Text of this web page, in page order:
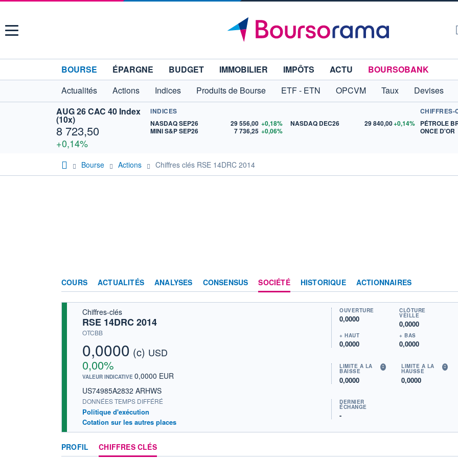
Menu
BOURSE ÉPARGNE BUDGET IMMOBILIER IMPÔTS ACTU
BOURSOBANK
Actualités
Actions Indices Produits de Bourse ETF - ETN OPCVM Taux Devises
AUG 26 CAC 40 Index
(10x)
8 723,50
+0,14%
INDICES
NASDAQ SEP26
29 556,00 +0,18%
MINI S&P SEP26
7 736,25 +0,06%
NASDAQ DEC26 29 840,00+0,14%
CHIFFRES-
PÉTROLE
ONCE D'OR
Bourse Actions Chiffres clés RSE 14DRC 2014
COURS ACTUALITÉS ANALYSES CONSENSUS SOCIÉTÉ HISTORIQUE ACTIONNAIRES
Chiffres-clés
RSE 14DRC 2014
OTCBB
0,0000 (c) USD
0,00%
VALEUR INDICATIVE 0,0000 EUR
US74985A2832 ARHWS
DONNÉES TEMPS DIFFÉRÉ
Politique d'exécution
Cotation sur les autres places
OUVERTURE
0,0000
CLÔTURE
VEILLE
0,0000
+ HAUT
0,0000
+ BAS
0,0000
LIMITE À LA
BAISSE
0,0000
LIMITE À LA
HAUSSE
0,0000
DERNIER
ÉCHANGE
-
PROFIL CHIFFRES CLÉS